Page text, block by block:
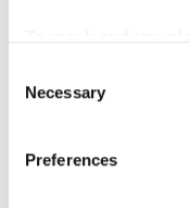
Necessary
Preferences
Den stora
(MSO) med ett 90-tal
symfoniska och